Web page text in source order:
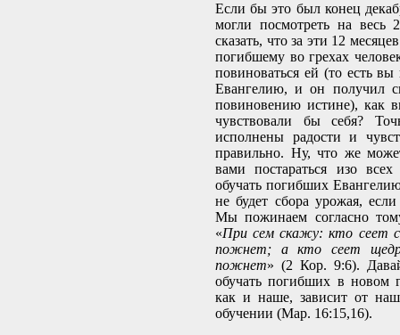
Если бы это был конец
могли посмотреть на весь
сказать, что за эти 12
погибшему во грехах
повиноваться ей (то есть
Евангелию, и он получил
повиновению истине), как
чувствовали бы себя?
исполнены радости и
правильно. Ну, что же
вами постараться изо
обучать погибших
не будет сбора урожая,
Мы пожинаем согласно
«При сем скажу: кто сеет
пожнет; а кто сеет
пожнет» (2 Кор. 9:6).
обучать погибших в новом
как и наше, зависит от
обучении (Мар. 16:15,16).